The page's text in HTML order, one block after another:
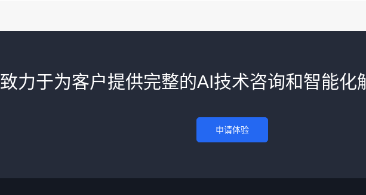
致力于为客户提供完整的AI技术咨询和智能化
申请体验